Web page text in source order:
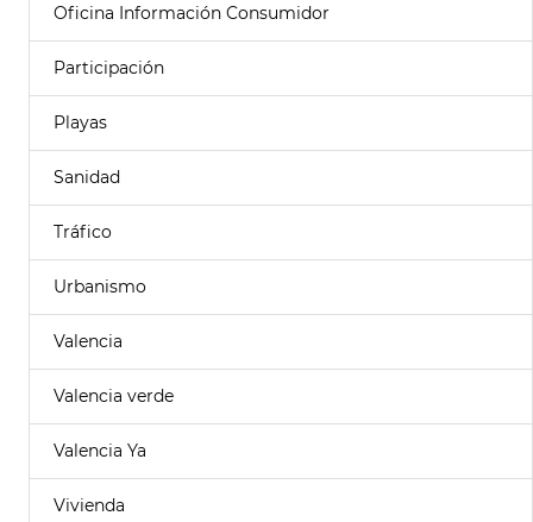
Oficina Información Consumidor
Participación
Playas
Sanidad
Tráfico
Urbanismo
Valencia
Valencia verde
Valencia Ya
Vivienda